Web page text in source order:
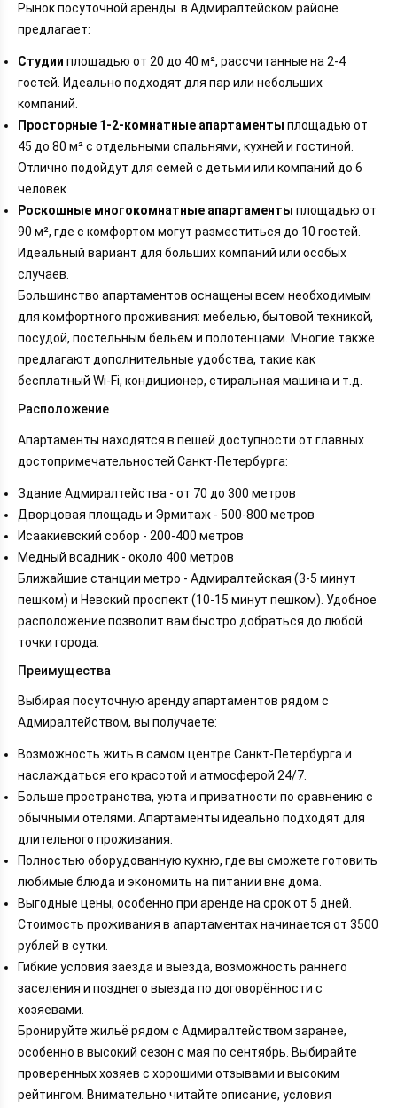
Рынок посуточной аренды в Адмиралтейском районе
предлагает:
Студии площадью от 20 до 40 м², рассчитанные на 2-4
гостей. Идеально подходят для пар или небольших
компаний.
Просторные 1-2-комнатные апартаменты площадью от
45 до 80 м² с отдельными спальнями, кухней и гостиной.
Отлично подойдут для семей с детьми или компаний до 6
человек.
Роскошные многокомнатные апартаменты площадью от
90 м², где с комфортом могут разместиться до 10 гостей.
Идеальный вариант для больших компаний или особых
случаев.
Большинство апартаментов оснащены всем необходимым
для комфортного проживания: мебелью, бытовой техникой,
посудой, постельным бельем и полотенцами. Многие также
предлагают дополнительные удобства, такие как
бесплатный Wi-Fi, кондиционер, стиральная машина и т.д.
Расположение
Апартаменты находятся в пешей доступности от главных
достопримечательностей Санкт-Петербурга:
Здание Адмиралтейства - от 70 до 300 метров
Дворцовая площадь и Эрмитаж - 500-800 метров
Исаакиевский собор - 200-400 метров
Медный всадник - около 400 метров
Ближайшие станции метро - Адмиралтейская (3-5 минут
пешком) и Невский проспект (10-15 минут пешком). Удобное
расположение позволит вам быстро добраться до любой
точки города.
Преимущества
Выбирая посуточную аренду апартаментов рядом с
Адмиралтейством, вы получаете:
Возможность жить в самом центре Санкт-Петербурга и
наслаждаться его красотой и атмосферой 24/7.
Больше пространства, уюта и приватности по сравнению с
обычными отелями. Апартаменты идеально подходят для
длительного проживания.
Полностью оборудованную кухню, где вы сможете готовить
любимые блюда и экономить на питании вне дома.
Выгодные цены, особенно при аренде на срок от 5 дней.
Стоимость проживания в апартаментах начинается от 3500
рублей в сутки.
Гибкие условия заезда и выезда, возможность раннего
заселения и позднего выезда по договорённости с
хозяевами.
Бронируйте жильё рядом с Адмиралтейством заранее,
особенно в высокий сезон с мая по сентябрь. Выбирайте
проверенных хозяев с хорошими отзывами и высоким
рейтингом. Внимательно читайте описание, условия